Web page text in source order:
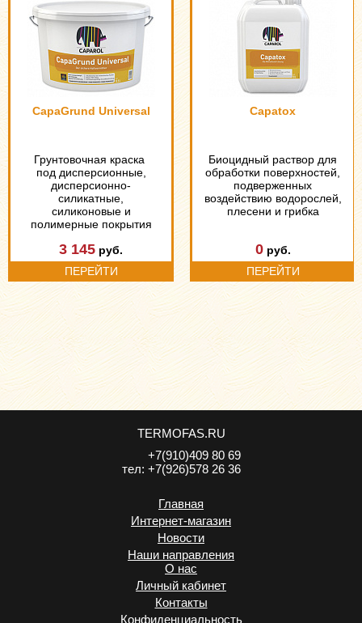
CapaGrund Universal
Грунтовочная краска
под дисперсионные,
дисперсионно-
силикатные,
силиконовые и
полимерные покрытия
3 145 руб.
ПЕРЕЙТИ
Capatox
Биоцидный раствор для
обработки поверхностей,
подверженных
воздействию водорослей,
плесени и грибка
0руб.
ПЕРЕЙТИ
TERMOFAS.RU
тел:
+7(910)409 80 69
+7(926)578 26 36
Главная
Интернет-магазин
Новости
Наши направления
О нас
Личный кабинет
Контакты
Конфиденциальность